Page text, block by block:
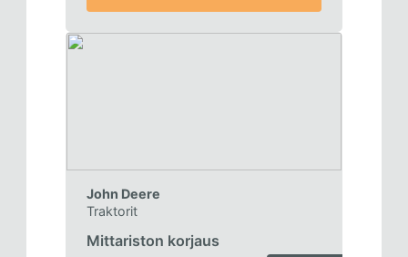
John Deere
Traktorit
Mittariston korjaus